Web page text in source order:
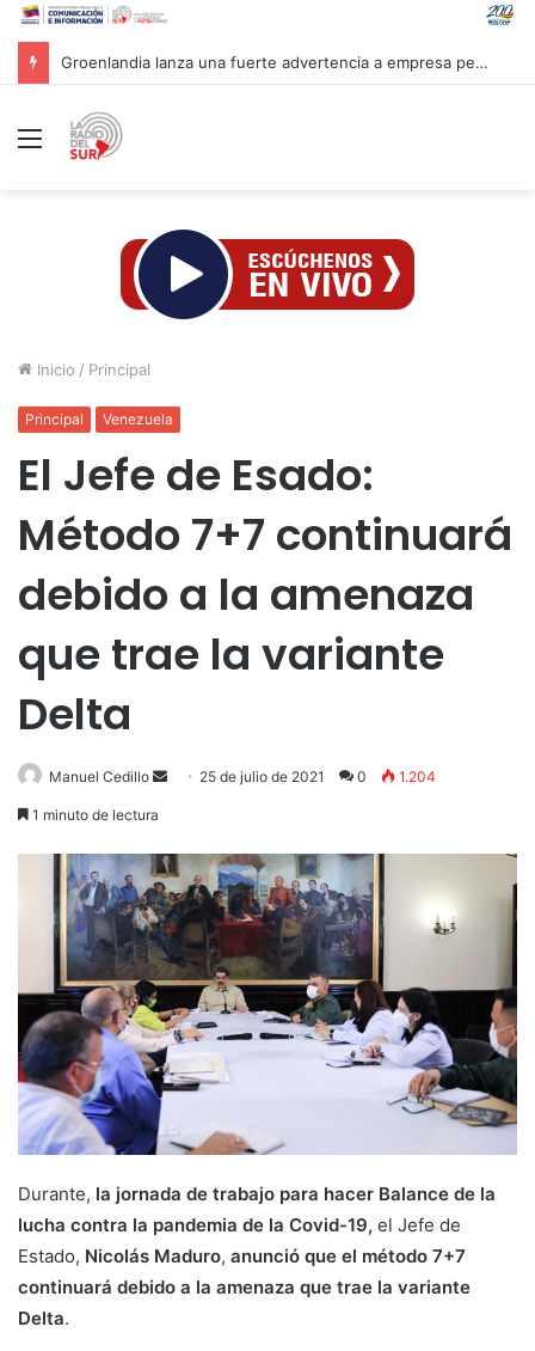
Groenlandia lanza una fuerte advertencia a empresa petrolera vinculada a Trump
Menú
Inicio / Principal
Principal Venezuela
El Jefe de Esado:
Método 7+7 continuará
debido a la amenaza
que trae la variante
Delta
Manuel Cedillo
Send 25 de julio de 2021 0 1.204
1 minuto de lectura
Durante, la jornada de trabajo para hacer Balance de la
lucha contra la pandemia de la Covid-19, el Jefe de
Estado, Nicolás Maduro, anunció que el método 7+7
continuará debido a la amenaza que trae la variante
Delta.